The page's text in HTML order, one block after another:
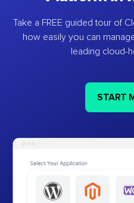
Take a FREE guided tour of
how easily you can
leading cloud-
START